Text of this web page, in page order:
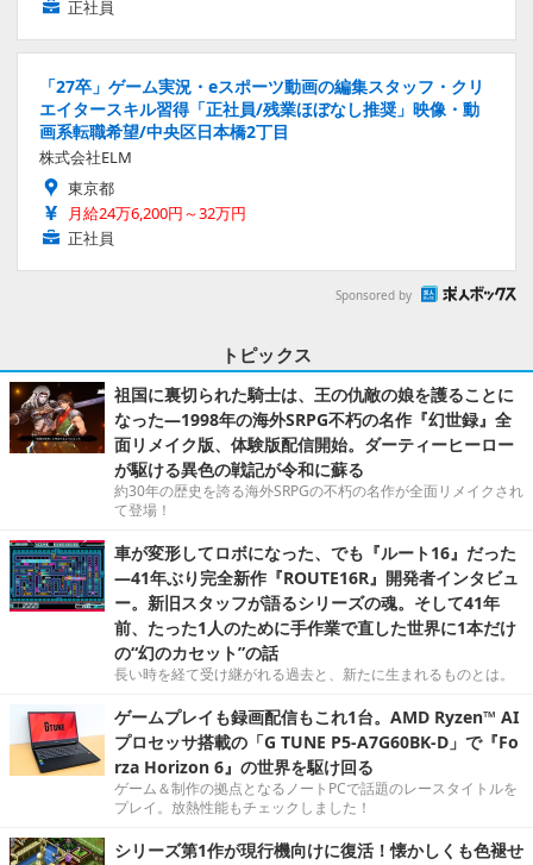
正社員
「27卒」ゲーム実況・eスポーツ動画の編集スタッフ・クリ
エイタースキル習得「正社員/残業ほぼなし推奨」映像・動
画系転職希望/中央区日本橋2丁目
株式会社ELM
東京都
月給24万6,200円～32万円
正社員
Sponsored by
トピックス
祖国に裏切られた騎士は、王の仇敵の娘を護ることに
なった―1998年の海外SRPG不朽の名作『幻世録』全
面リメイク版、体験版配信開始。ダーティーヒーロー
が駆ける異色の戦記が令和に蘇る
約30年の歴史を誇る海外SRPGの不朽の名作が全面リメイクされ
て登場！
車が変形してロボになった、でも『ルート16』だった
―41年ぶり完全新作『ROUTE16R』開発者インタビュ
ー。新旧スタッフが語るシリーズの魂。そして41年
前、たった1人のために手作業で直した世界に1本だけ
の“幻のカセット”の話
長い時を経て受け継がれる過去と、新たに生まれるものとは。
ゲームプレイも録画配信もこれ1台。AMD Ryzen™ AI
プロセッサ搭載の「G TUNE P5-A7G60BK-D」で『Fo
rza Horizon 6』の世界を駆け回る
ゲーム＆制作の拠点となるノートPCで話題のレースタイトルを
プレイ。放熱性能もチェックしました！
シリーズ第1作が現行機向けに復活！懐かしくも色褪せ